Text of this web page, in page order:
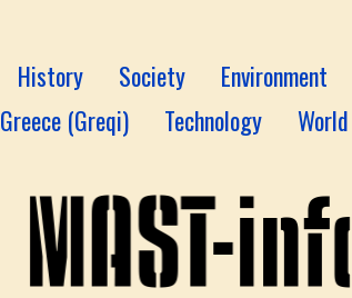
History Society Environment
Greece (Greqi) Technology